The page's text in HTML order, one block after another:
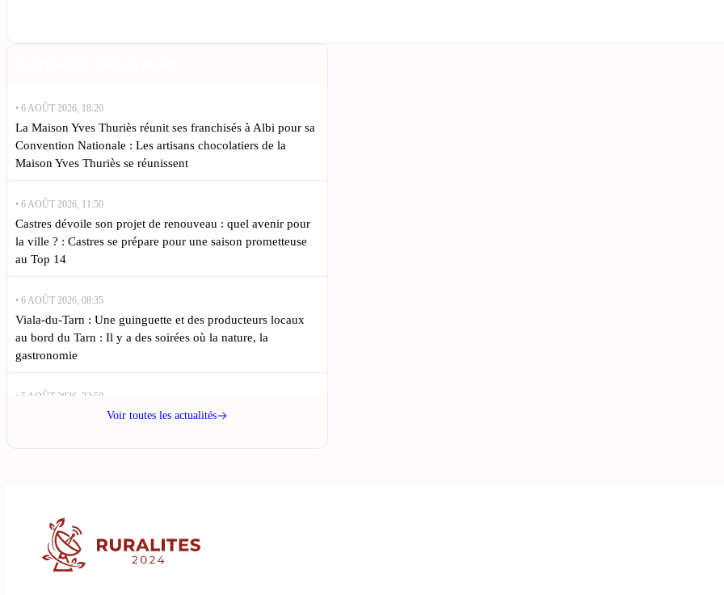
• 6 AOÛT 2026, 18:20
La Maison Yves Thuriès réunit ses franchisés à Albi pour sa
Convention Nationale : Les artisans chocolatiers de la
Maison Yves Thuriès se réunissent
• 6 AOÛT 2026, 11:50
Castres dévoile son projet de renouveau : quel avenir pour
la ville ? : Castres se prépare pour une saison prometteuse
au Top 14
• 6 AOÛT 2026, 08:35
Viala-du-Tarn : Une guinguette et des producteurs locaux
au bord du Tarn : Il y a des soirées où la nature, la
gastronomie
• 5 AOÛT 2026, 22:50
La mairie d’Albi présente des solutions durables pour
pour la saison : Le rugby tarnais a de quoi se réjouir avec le
• 5 AOÛT 2026, 16:15
Voir toutes les actualités